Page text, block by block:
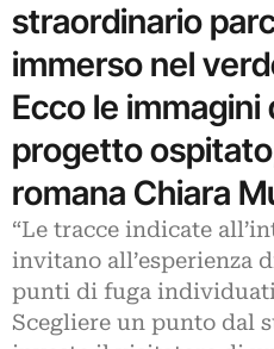
straordinario
immerso nel
Ecco le immagini
progetto
romana Chiara
“Le tracce indicate
invitano all’esperienza
punti di fuga
Scegliere un punto dal